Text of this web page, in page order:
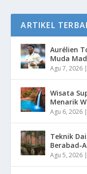
ARTIKEL
Aurélien
Muda
Agu 7, 2026 |
Wisata
Menarik
Agu 6, 2026
Teknik
Berabad-
Agu 5, 2026 |